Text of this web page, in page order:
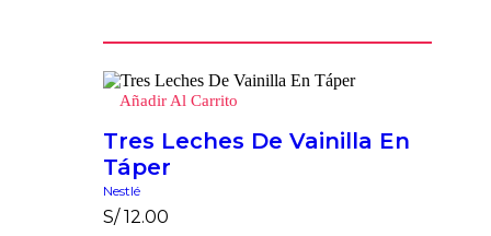
Añadir Al Carrito
Tres Leches De Vainilla En
Táper
Nestlé
S/12.00